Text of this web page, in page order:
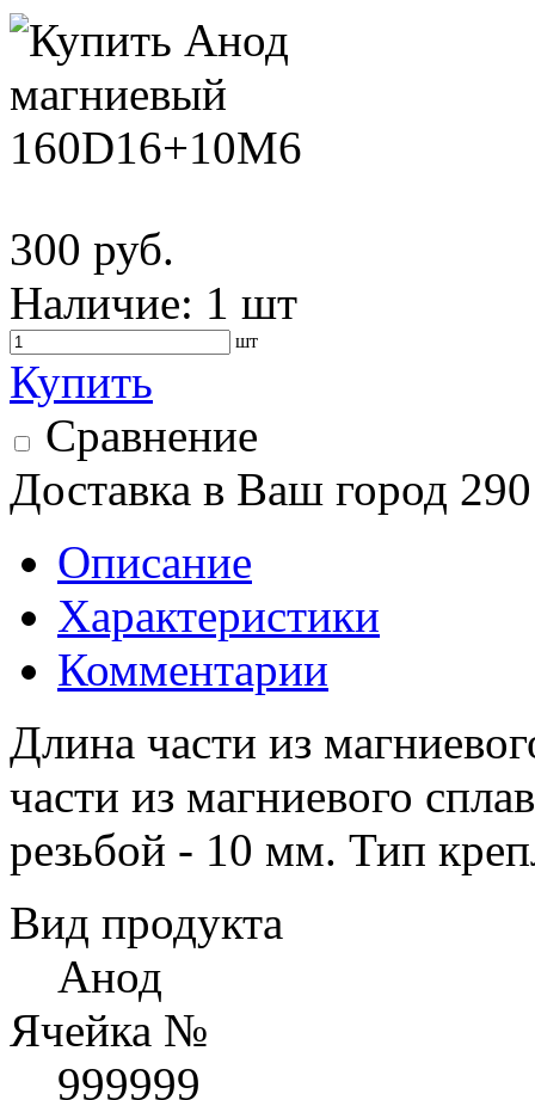
300 руб.
Наличие: 1 шт
шт
Купить
Сравнение
Доставка в Ваш город
Описание
Характеристики
Комментарии
Длина части из
части из магниевого
резьбой - 10 мм. Тип
Вид продукта
Анод
Ячейка №
999999